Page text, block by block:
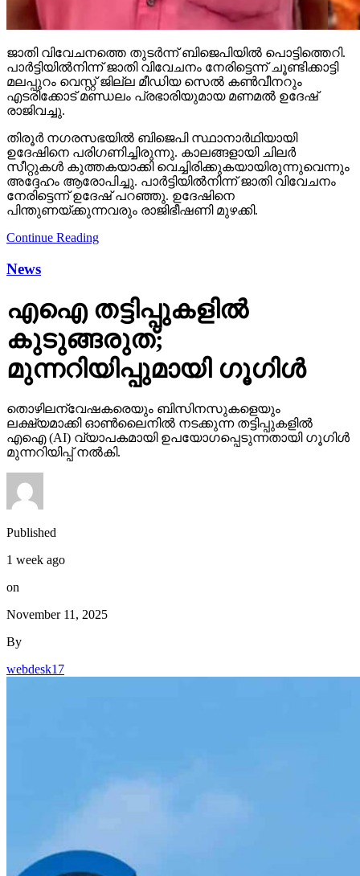
ജാതി വിവേചനത്തെ തുടര്‍ന്ന് ബിജെപിയില്‍ പൊട്ടിത്തെറി.
പാര്‍ട്ടിയില്‍നിന്ന് ജാതി വിവേചനം നേരിട്ടെന്ന് ചൂണ്ടിക്കാട്ടി
മലപ്പുറം വെസ്റ്റ് ജില്ല മീഡിയ സെല്‍ കണ്‍വീനറും
എടരിക്കോട് മണ്ഡലം പ്രഭാരിയുമായ മണമല്‍ ഉദേഷ്
രാജിവച്ചു.
തിരൂര്‍ നഗരസഭയില്‍ ബിജെപി സ്ഥാനാര്‍ഥിയായി
ഉദേഷിനെ പരിഗണിച്ചിരുന്നു. കാലങ്ങളായി ചിലര്‍
സീറ്റുകള്‍ കുത്തകയാക്കി വെച്ചിരിക്കുകയായിരുന്നുവെന്നും
അദ്ദേഹം ആരോപിച്ചു. പാര്‍ട്ടിയില്‍നിന്ന് ജാതി വിവേചനം
നേരിട്ടെന്ന് ഉദേഷ് പറഞ്ഞു. ഉദേഷിനെ
പിന്തുണയ്ക്കുന്നവരും രാജിഭീഷണി മുഴക്കി.
Continue Reading
News
എഐ തട്ടിപ്പുകളില്‍
കുടുങ്ങരുത്;
മുന്നറിയിപ്പുമായി ഗൂഗിള്‍
തൊഴിലന്വേഷകരെയും ബിസിനസുകളെയും
ലക്ഷ്യമാക്കി ഓണ്‍ലൈനില്‍ നടക്കുന്ന തട്ടിപ്പുകളില്‍
എഐ (AI) വ്യാപകമായി ഉപയോഗപ്പെടുന്നതായി ഗൂഗിള്‍
മുന്നറിയിപ്പ് നല്‍കി.
Published
1 week ago
on
November 11, 2025
By
webdesk17